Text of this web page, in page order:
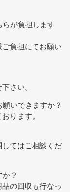
らが負担します
負担にてお願い
さい。
いできますか？
ります。
てはご相談くだ
？
の回収も行なっ